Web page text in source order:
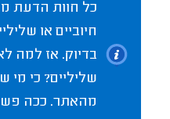
כל חוות הדעת
חיוביים או
בדיוק. אז למה
שליליים? כי מי
מהאתר. ככה